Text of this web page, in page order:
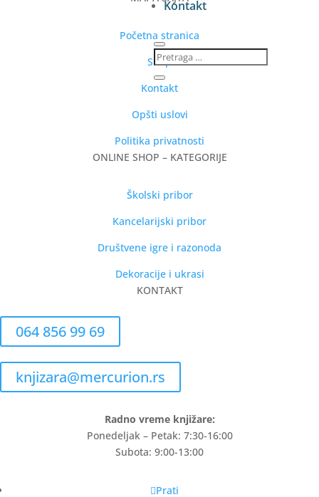
Kontakt
Početna stranica
Shop
Kontakt
Opšti uslovi
Politika privatnosti
ONLINE SHOP – KATEGORIJE
Školski pribor
Kancelarijski pribor
Društvene igre i razonoda
Dekoracije i ukrasi
KONTAKT
064 856 99 69
knjizara@mercurion.rs
Radno vreme knjižare:
Ponedeljak – Petak: 7:30-16:00
Subota: 9:00-13:00
Prati